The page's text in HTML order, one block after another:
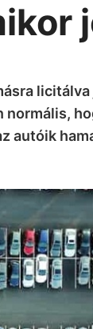
autóik